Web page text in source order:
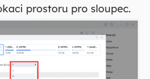
prostoru pro sloupec.